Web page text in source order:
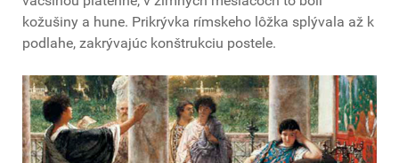
kožušiny a hune. Prikrývka rímskeho lôžka splývala až k
podlahe, zakrývajúc konštrukciu postele.